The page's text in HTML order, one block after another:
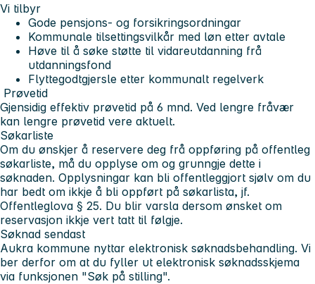
Vi tilbyr
Gode pensjons- og forsikringsordningar
Kommunale tilsettingsvilkår med løn etter avtale
Høve til å søke støtte til vidareutdanning frå
utdanningsfond
Flyttegodtgjersle etter kommunalt regelverk
Prøvetid
Gjensidig effektiv prøvetid på 6 mnd. Ved lengre fråvær
kan lengre prøvetid vere aktuelt.
Søkarliste
Om du ønskjer å reservere deg frå oppføring på offentleg
søkarliste, må du opplyse om og grunngje dette i
søknaden. Opplysningar kan bli offentleggjort sjølv om du
har bedt om ikkje å bli oppført på søkarlista, jf.
Offentleglova § 25. Du blir varsla dersom ønsket om
reservasjon ikkje vert tatt til følgje.
Søknad sendast
Aukra kommune nyttar elektronisk søknadsbehandling. Vi
ber derfor om at du fyller ut elektronisk søknadsskjema
via funksjonen "Søk på stilling".